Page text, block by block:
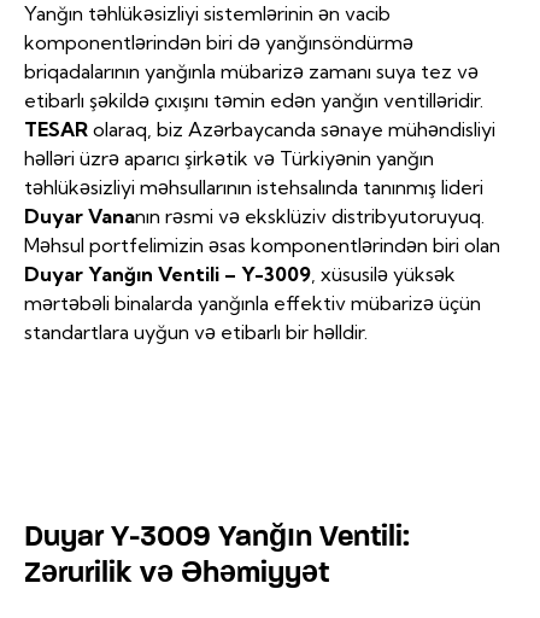
Yanğın təhlükəsizliyi sistemlərinin ən vacib
komponentlərindən biri də yanğınsöndürmə
briqadalarının yanğınla mübarizə zamanı suya tez və
etibarlı şəkildə çıxışını təmin edən yanğın ventilləridir.
TESAR olaraq, biz Azərbaycanda sənaye mühəndisliyi
həlləri üzrə aparıcı şirkətik və Türkiyənin yanğın
təhlükəsizliyi məhsullarının istehsalında tanınmış lideri
Duyar Vananın rəsmi və eksklüziv distribyutoruyuq.
Məhsul portfelimizin əsas komponentlərindən biri olan
Duyar Yanğın Ventili – Y-3009, xüsusilə yüksək
mərtəbəli binalarda yanğınla effektiv mübarizə üçün
standartlara uyğun və etibarlı bir həlldir.
Duyar Y-3009 Yanğın Ventili:
Zərurilik və Əhəmiyyət